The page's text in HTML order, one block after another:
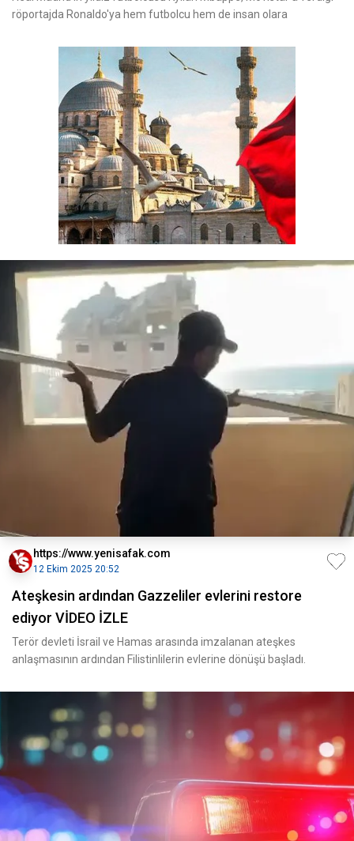
röportajda Ronaldo'ya hem futbolcu hem de insan olara
https://www.yenisafak.com
12 Ekim 2025 20:52
Ateşkesin ardından Gazzeliler evlerini restore
ediyor VİDEO İZLE
Terör devleti İsrail ve Hamas arasında imzalanan ateşkes
anlaşmasının ardından Filistinlilerin evlerine dönüşü başladı.